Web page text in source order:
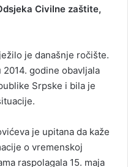
Civilne zaštite,
je današnje ročište.
godine obavljala
Srpske i bila je
je upitana da kaže
o vremenskoj
raspolagala 15. maja